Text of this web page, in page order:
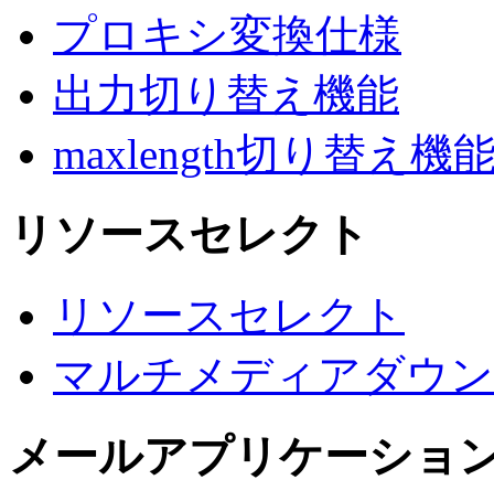
プロキシ変換仕様
出力切り替え機能
maxlength切り替え機
リソースセレクト
リソースセレクト
マルチメディアダウ
メールアプリケーショ